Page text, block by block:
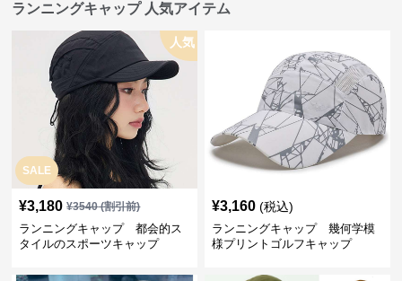
ランニングキャップ 人気アイテム
SALE
人気
¥3,180 ¥3540(割引前)
ランニングキャップ 都会的ス
タイルのスポーツキャップ
¥3,160 (税込)
ランニングキャップ 幾何学模
様プリントゴルフキャップ